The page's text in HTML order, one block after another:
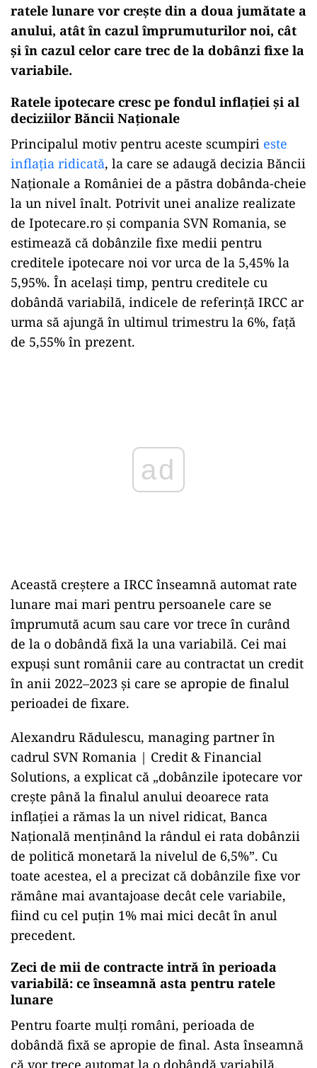
ratele lunare vor crește din a doua jumătate a
anului, atât în cazul împrumuturilor noi, cât
și în cazul celor care trec de la dobânzi fixe la
variabile.
Ratele ipotecare cresc pe fondul inflației și al
deciziilor Băncii Naționale
Principalul motiv pentru aceste scumpiri este
inflația ridicată, la care se adaugă decizia Băncii
Naționale a României de a păstra dobânda-cheie
la un nivel înalt. Potrivit unei analize realizate
de Ipotecare.ro și compania SVN Romania, se
estimează că dobânzile fixe medii pentru
creditele ipotecare noi vor urca de la 5,45% la
5,95%. În același timp, pentru creditele cu
dobândă variabilă, indicele de referință IRCC ar
urma să ajungă în ultimul trimestru la 6%, față
de 5,55% în prezent.
ad
Această creștere a IRCC înseamnă automat rate
lunare mai mari pentru persoanele care se
împrumută acum sau care vor trece în curând
de la o dobândă fixă la una variabilă. Cei mai
expuși sunt românii care au contractat un credit
în anii 2022–2023 și care se apropie de finalul
perioadei de fixare.
Alexandru Rădulescu, managing partner în
cadrul SVN Romania | Credit & Financial
Solutions, a explicat că „dobânzile ipotecare vor
crește până la finalul anului deoarece rata
inflației a rămas la un nivel ridicat, Banca
Națională menținând la rândul ei rata dobânzii
de politică monetară la nivelul de 6,5%”. Cu
toate acestea, el a precizat că dobânzile fixe vor
rămâne mai avantajoase decât cele variabile,
fiind cu cel puțin 1% mai mici decât în anul
precedent.
Zeci de mii de contracte intră în perioada
variabilă: ce înseamnă asta pentru ratele
lunare
Pentru foarte mulți români, perioada de
dobândă fixă se apropie de final. Asta înseamnă
că vor trece automat la o dobândă variabilă,